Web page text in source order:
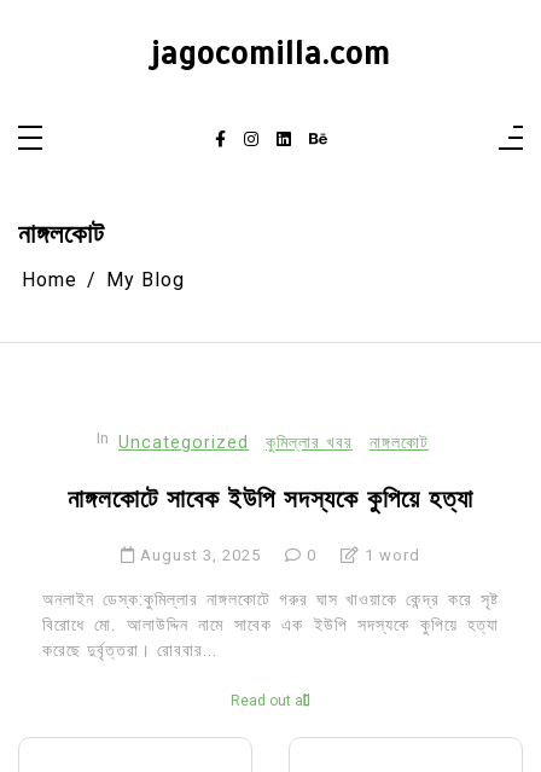
jagocomilla.com
নাঙ্গলকোট
Home My Blog
In Uncategorized কুমিল্লার খবর নাঙ্গলকোট
নাঙ্গলকোটে সাবেক ইউপি সদস্যকে কুপিয়ে হত্যা
August 3, 2025 0 1 word
অনলাইন ডেস্ক:কুমিল্লার নাঙ্গলকোটে গরুর ঘাস খাওয়াকে কেন্দ্র করে সৃষ্ট
বিরোধে মো. আলাউদ্দিন নামে সাবেক এক ইউপি সদস্যকে কুপিয়ে হত্যা
করেছে দুর্বৃত্তরা। রোববার...
Read out all